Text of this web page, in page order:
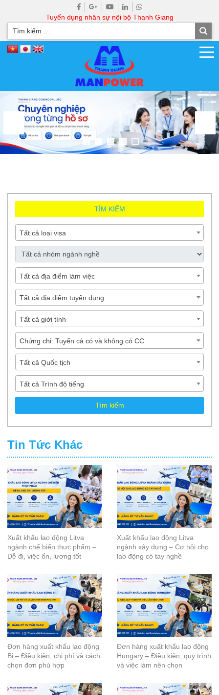
Tuyển dụng nhân sự nội bộ Thanh Giang
TÌM KIẾM
Tất cả loại visa
Tất cả địa điểm làm việc
Tất cả địa điểm tuyển dụng
Tất cả giới tính
Chứng chỉ: Tuyển cả có và không có CC
Tất cả Quốc tịch
Tất cả Trình độ tiếng
Tìm kiếm
Tin Tức Khác
Xuất khẩu lao động Litva
ngành chế biến thực phẩm –
Dễ đi, việc ổn, lương tốt
Xuất khẩu lao động Litva
ngành xây dựng – Cơ hội cho
lao động có tay nghề
Đơn hàng xuất khẩu lao động
Bỉ – Điều kiện, chi phí và cách
chọn đơn phù hợp
Đơn hàng xuất khẩu lao động
Hungary – Điều kiện, quy trình
và việc làm nên chọn